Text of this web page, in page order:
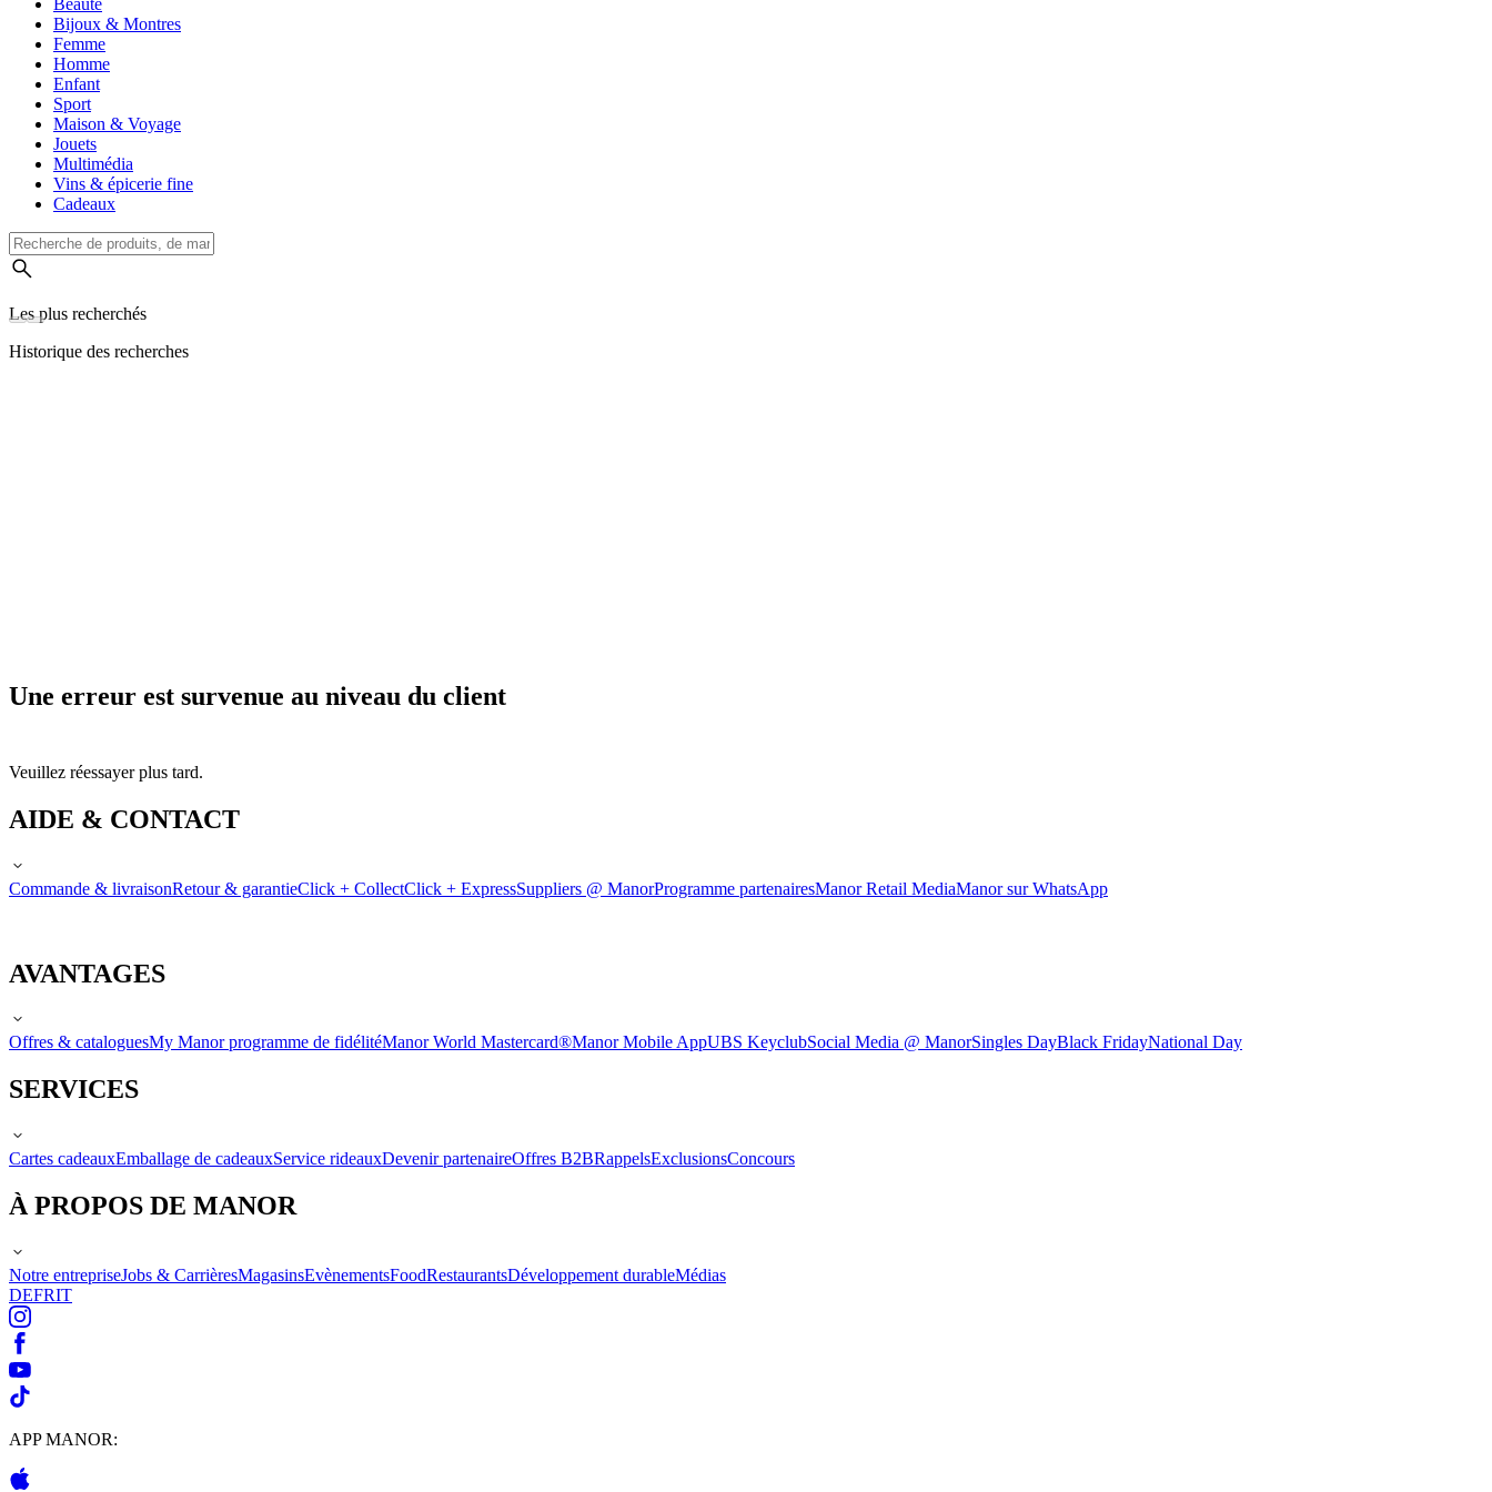
Beauté
Bijoux & Montres
Femme
Homme
Enfant
Sport
Maison & Voyage
Jouets
Multimédia
Vins & épicerie fine
Cadeaux
Les plus recherchés
Historique des recherches
Une erreur est survenue au niveau du client
Veuillez réessayer plus tard.
AIDE & CONTACT
Commande & livraisonRetour & garantieClick + CollectClick + ExpressSuppliers @ ManorProgramme partenairesManor Retail MediaManor sur WhatsApp
AVANTAGES
Offres & cataloguesMy Manor programme de fidélitéManor World Mastercard®Manor Mobile AppUBS KeyclubSocial Media @ ManorSingles DayBlack FridayNational Day
SERVICES
Cartes cadeauxEmballage de cadeauxService rideauxDevenir partenaireOffres B2BRappelsExclusionsConcours
À PROPOS DE MANOR
Notre entrepriseJobs & CarrièresMagasinsEvènementsFoodRestaurantsDéveloppement durableMédias
DEFRIT
APP MANOR: